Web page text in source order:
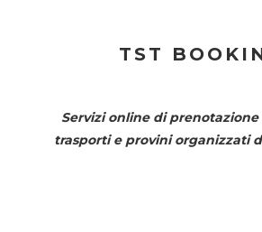
TST
Servizi online di
trasporti e provini organizzati